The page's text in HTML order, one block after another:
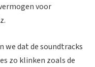
voor
we dat de soundtracks
zo klinken zoals de